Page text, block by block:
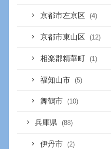
京都市左京区 (4)
京都市東山区 (12)
相楽郡精華町 (1)
福知山市 (5)
舞鶴市 (10)
兵庫県 (88)
伊丹市 (2)